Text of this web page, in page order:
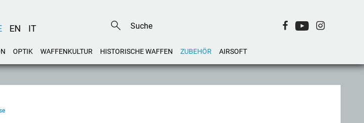
EN IT
OPTIK WAFFENKULTUR HISTORISCHE WAFFEN ZUBEHÖR AIRSOFT